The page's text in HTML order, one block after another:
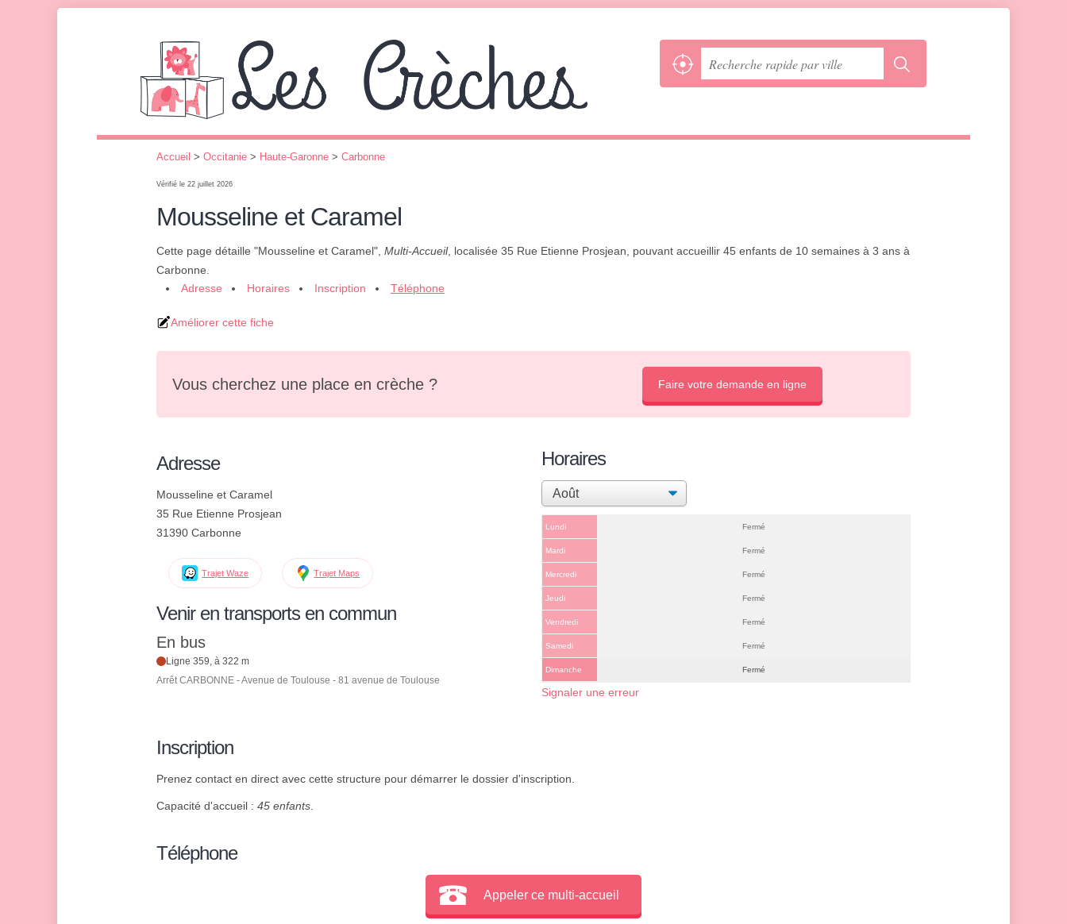
Accueil > Occitanie > Haute-Garonne > Carbonne
Vérifié le 22 juillet 2026
Mousseline et Caramel
Cette page détaille "Mousseline et Caramel", Multi-Accueil, localisée 35 Rue Etienne Prosjean, pouvant accueillir 45 enfants de 10 semaines à 3 ans à
Carbonne.
Adresse
Horaires Inscription Téléphone
Améliorer cette fiche
Vous cherchez une place en crèche ? Faire votre demande en ligne
Adresse
Mousseline et Caramel
35 Rue Etienne Prosjean
31390 Carbonne
Trajet Waze Trajet Maps
Venir en transports en commun
En bus
Ligne 359, à 322 m
Arrêt CARBONNE - Avenue de Toulouse - 81 avenue de Toulouse
Horaires
Lundi Fermé
Mardi Fermé
Mercredi Fermé
Jeudi Fermé
Vendredi Fermé
Samedi Fermé
Dimanche Fermé
Signaler une erreur
Inscription
Prenez contact en direct avec cette structure pour démarrer le dossier d'inscription.
Capacité d'accueil : 45 enfants
Téléphone
Appeler ce multi-accueil